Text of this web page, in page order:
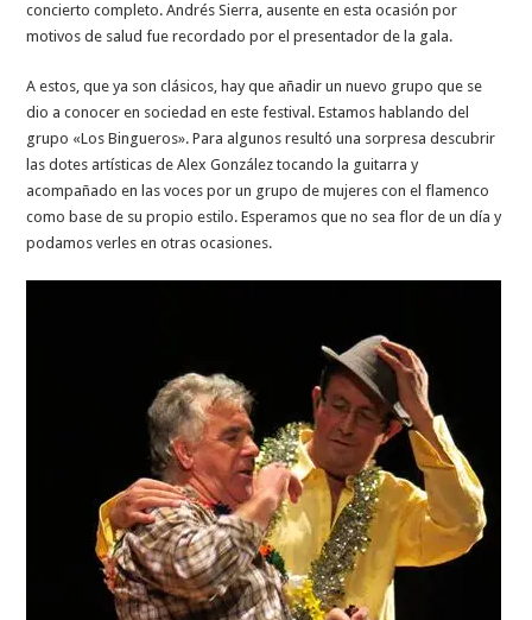
concierto completo. Andrés Sierra, ausente en esta ocasión por
motivos de salud fue recordado por el presentador de la gala.
A estos, que ya son clásicos, hay que añadir un nuevo grupo que se
dio a conocer en sociedad en este festival. Estamos hablando del
grupo «Los Bingueros». Para algunos resultó una sorpresa descubrir
las dotes artísticas de Alex González tocando la guitarra y
acompañado en las voces por un grupo de mujeres con el flamenco
como base de su propio estilo. Esperamos que no sea flor de un día y
podamos verles en otras ocasiones.